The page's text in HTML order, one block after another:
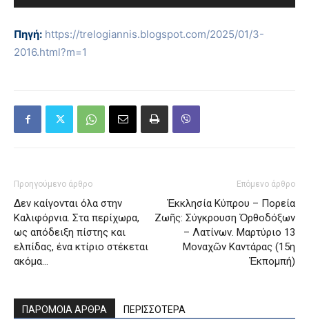
Πηγή: https://trelogiannis.blogspot.com/2025/01/3-
2016.html?m=1
Προηγούμενο άρθρο
Δεν καίγονται όλα στην
Καλιφόρνια. Στα περίχωρα,
ως απόδειξη πίστης και
ελπίδας, ένα κτίριο στέκεται
ακόμα…
Επόμενο άρθρο
Ἐκκλησία Κύπρου – Πορεία
Ζωῆς: Σύγκρουση Ὀρθοδόξων
– Λατίνων. Μαρτύριο 13
Μοναχῶν Καντάρας (15η
Ἐκπομπή)
ΠΑΡΟΜΟΙΑ ΑΡΘΡΑ ΠΕΡΙΣΣΟΤΕΡΑ